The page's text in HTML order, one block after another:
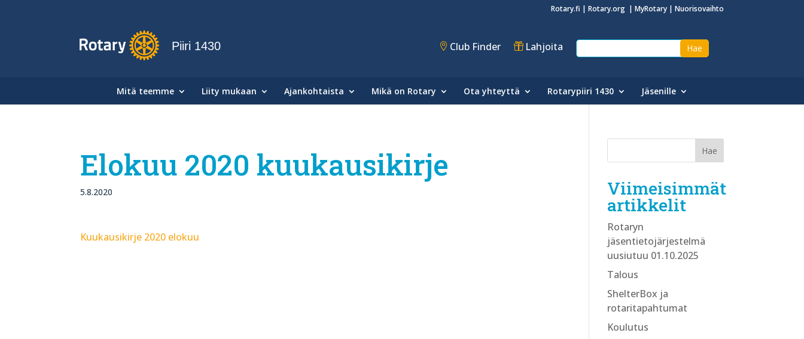
Rotary.fi | Rotary.org | MyRotary| Nuorisovaihto
Piiri 1430 Club Finder Lahjoita
Mitä teemme Liity mukaan Ajankohtaista Mikä on Rotary Ota yhteyttä Rotarypiiri 1430 Jäsenille
Elokuu 2020 kuukausikirje
5.8.2020
Kuukausikirje 2020 elokuu
Viimeisimmät
artikkelit
Rotaryn
jäsentietojärjestelmä
uusiutuu 01.10.2025
Talous
ShelterBox ja
rotaritapahtumat
Koulutus